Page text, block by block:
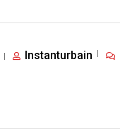
Instanturbain